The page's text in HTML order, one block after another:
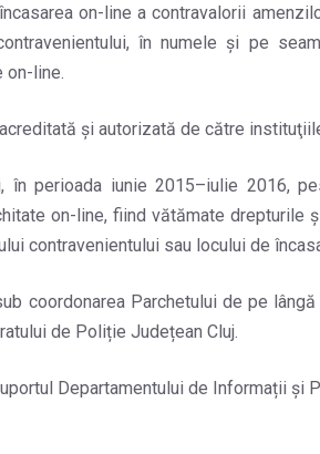
on-line a contravalorii
în numele şi pe
on-line.
şi autorizată de către
perioada iunie 2015–iulie 2016,
on-line, fiind vătămate
contravenientului sau locului de
coordonarea Parchetului de pe
de Poliție Județean Cluj.
Departamentului de Informații și